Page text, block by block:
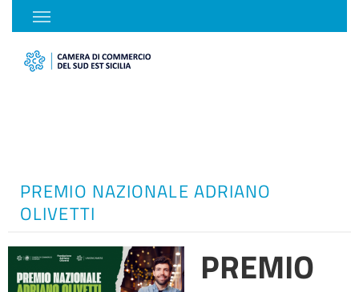
PREMIO NAZIONALE ADRIANO
OLIVETTI
PREMIO